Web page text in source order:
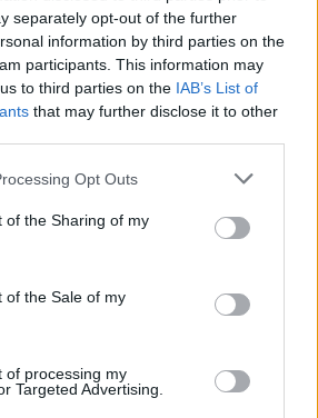
separately opt-out of the further
information by third parties on the
participants. This information may
to third parties on the IAB’s List of
that may further disclose it to other
app uses one or more Google
or usage behaviour. You may click to
to Google and its third-party tags to
specified purposes in below Google
Opt Outs
of the Sharing of my
of the Sale of my
of processing my
Targeted Advertising.
,horgászat, tisza-tó
tó és a Tisza folyó is
ben
A 2024-es
magyarországi
horgászati statisztikák
örömteliek a Tisza
folyó és a Tisza-tó
egyaránt jelentős
évhez képest.